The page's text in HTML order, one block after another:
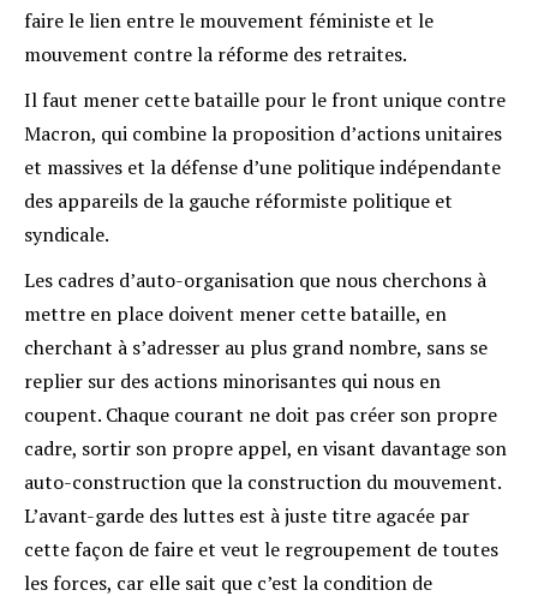
faire le lien entre le mouvement féministe et le
mouvement contre la réforme des retraites.
Il faut mener cette bataille pour le front unique contre
Macron, qui combine la proposition d’actions unitaires
et massives et la défense d’une politique indépendante
des appareils de la gauche réformiste politique et
syndicale.
Les cadres d’auto-organisation que nous cherchons à
mettre en place doivent mener cette bataille, en
cherchant à s’adresser au plus grand nombre, sans se
replier sur des actions minorisantes qui nous en
coupent. Chaque courant ne doit pas créer son propre
cadre, sortir son propre appel, en visant davantage son
auto-construction que la construction du mouvement.
L’avant-garde des luttes est à juste titre agacée par
cette façon de faire et veut le regroupement de toutes
les forces, car elle sait que c’est la condition de